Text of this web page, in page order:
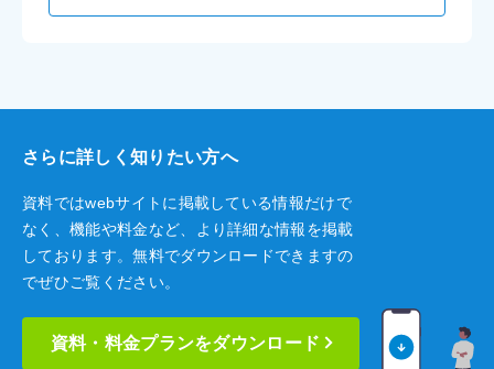
さらに詳しく知りたい方へ
資料ではwebサイトに掲載している情報だけで
なく、機能や料金など、より詳細な情報を掲載
しております。無料でダウンロードできますの
でぜひご覧ください。
資料・料金プランをダウンロード